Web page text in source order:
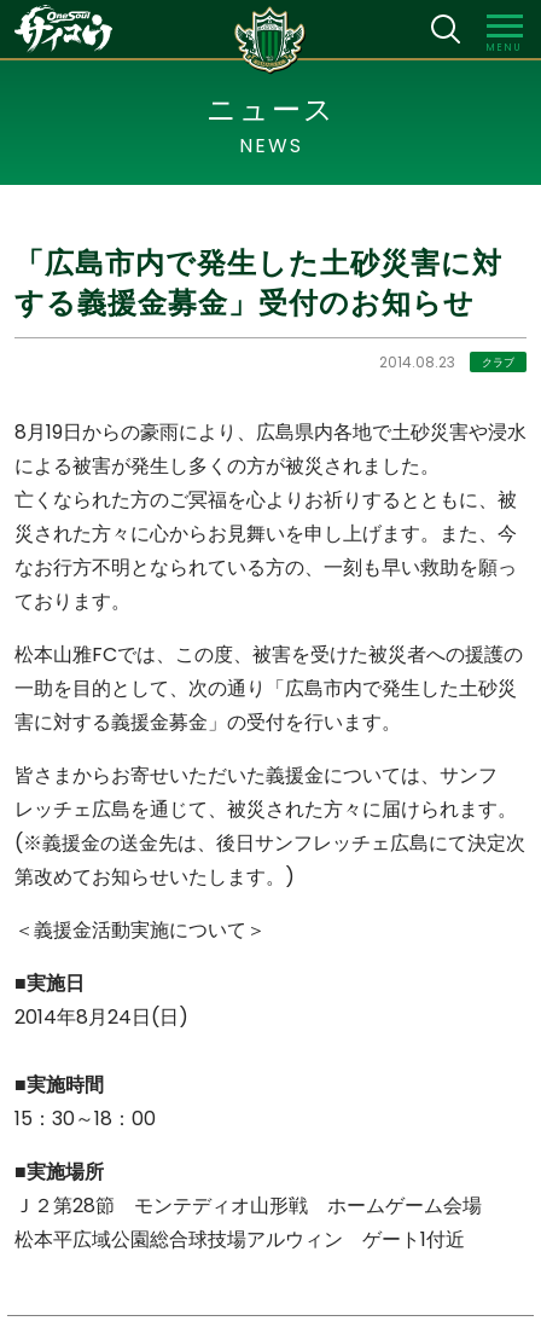
MENU
ニュース
NEWS
「広島市内で発生した土砂災害に対
する義援金募金」受付のお知らせ
2014.08.23 クラブ
8月19日からの豪雨により、広島県内各地で土砂災害や浸水
による被害が発生し多くの方が被災されました。
亡くなられた方のご冥福を心よりお祈りするとともに、被
災された方々に心からお見舞いを申し上げます。また、今
なお行方不明となられている方の、一刻も早い救助を願っ
ております。
松本山雅FCでは、この度、被害を受けた被災者への援護の
一助を目的として、次の通り「広島市内で発生した土砂災
害に対する義援金募金」の受付を行います。
皆さまからお寄せいただいた義援金については、サンフ
レッチェ広島を通じて、被災された方々に届けられます。
(※義援金の送金先は、後日サンフレッチェ広島にて決定次
第改めてお知らせいたします。)
＜義援金活動実施について＞
■実施日
2014年8月24日(日)
■実施時間
15：30～18：00
■実施場所
Ｊ２第28節 モンテディオ山形戦 ホームゲーム会場
松本平広域公園総合球技場アルウィン ゲート1付近